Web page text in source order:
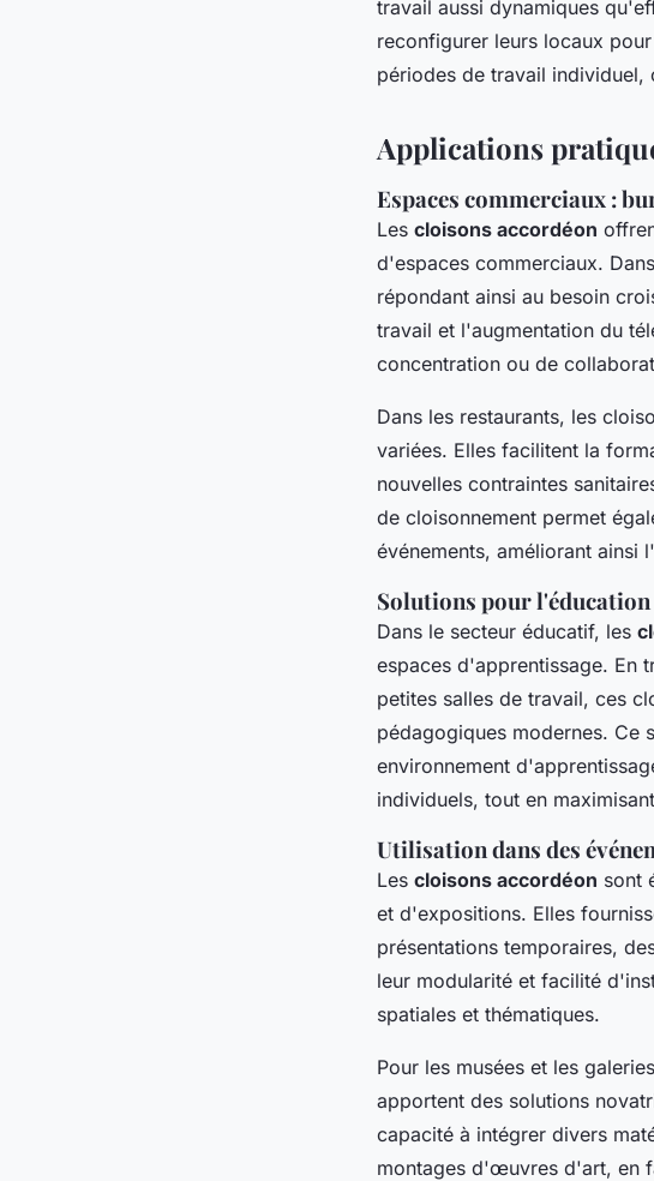
travail aussi dynamiques
reconfigurer leurs locaux
périodes de travail
Applications
Espaces commerciaux :
Les cloisons accordéon
d'espaces commerciaux.
répondant ainsi au besoin
travail et l'augmentation du
concentration ou de
Dans les restaurants, les
variées. Elles facilitent la
nouvelles contraintes
de cloisonnement permet
événements, améliorant ainsi
Solutions pour l'éducation
Dans le secteur éducatif, les
espaces d'apprentissage. En
petites salles de travail, ces
pédagogiques modernes. Ce
environnement
individuels, tout en
Utilisation dans des
Les cloisons accordéon sont
et d'expositions. Elles
présentations temporaires,
leur modularité et facilité
spatiales et thématiques.
Pour les musées et les
apportent des solutions
capacité à intégrer divers
montages d'œuvres d'art, en